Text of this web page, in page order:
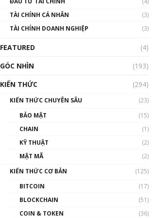
TÀI CHÍNH CÁ NHÂN
(3)
TÀI CHÍNH DOANH NGHIỆP
(3)
FEATURED
(4)
GÓC NHÌN
(193)
KIẾN THỨC
(294)
KIẾN THỨC CHUYÊN SÂU
(23)
BẢO MẬT
(15)
CHAIN
(1)
KỸ THUẬT
(2)
MẬT MÃ
(2)
KIẾN THỨC CƠ BẢN
(125)
BITCOIN
(17)
BLOCKCHAIN
(51)
COIN & TOKEN
(36)